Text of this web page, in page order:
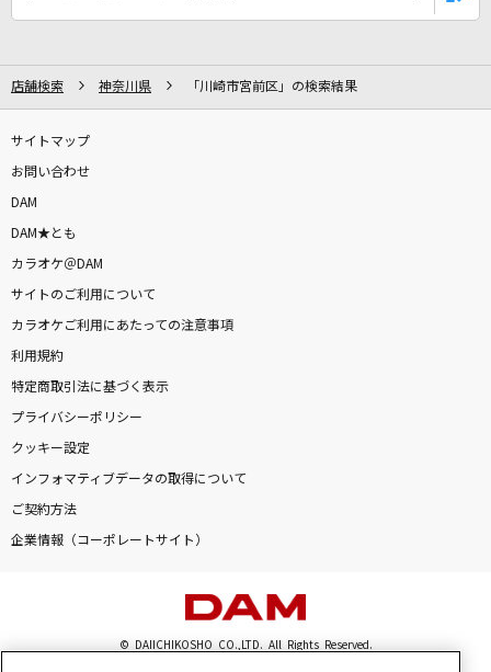
リアルタイムで歌われている曲の一覧
BUMP OF CHICKEN
brave heart
宮崎 歩
[生音]TSUNAMI
[生音]Love in the Ice～3rd LIVE TOUR ver.～
東方神起
[生音]Everything
コブクロ
店舗検索 神奈川県 「川崎市宮前区」の検索結果
サイトマップ
お問い合わせ
DAM
DAM★とも
カラオケ＠DAM
サイトのご利用について
カラオケご利用にあたっての注意事項
利用規約
特定商取引法に基づく表示
プライバシーポリシー
クッキー設定
インフォマティブデータの取得について
ご契約方法
企業情報（コーポレートサイト）
© DAIICHIKOSHO CO.,LTD. All Rights Reserved.